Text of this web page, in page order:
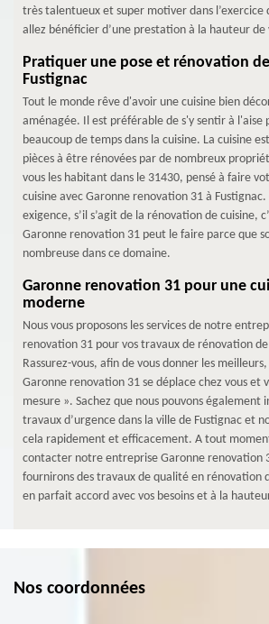
très talentueux et super motiver dans l’exercice
allez bénéficier d’une prestation à la hauteur
Pratiquer une pose et rénovation
Fustignac
Tout le monde rêve d'avoir une cuisine bien
aménagée. Il est préférable de s'y sentir à l'aise
beaucoup de temps dans la cuisine. La cuisine
pièces à être rénovées par de nombreux
vous les habitant dans le 31430, pensé à faire
cuisine avec Garonne renovation 31 à
exigence, s’il s’agit de la rénovation de cuisine,
Garonne renovation 31 peut le faire parce que
nombreuse dans ce domaine.
Garonne renovation 31 pour une
moderne
Nous vous proposons les services de notre
renovation 31 pour vos travaux de rénovation
Rassurez-vous, afin de vous donner les
Garonne renovation 31 se déplace chez vous et
mesure ». Sachez que nous pouvons également
travaux d’urgence dans la ville de Fustignac et
cela rapidement et efficacement. A tout
contacter notre entreprise Garonne renovation
fournirons des travaux de qualité en rénovation
en parfait accord avec vos besoins et à la
Nos coordonnées